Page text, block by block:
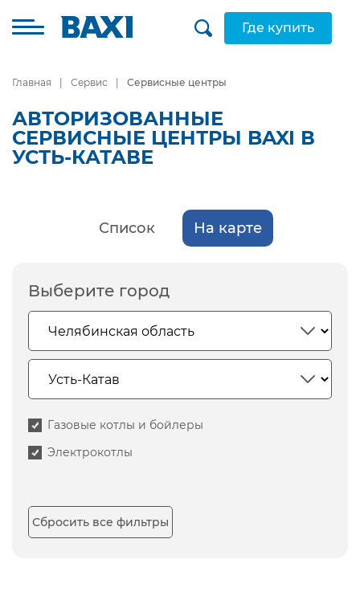
Где купить
Главная Сервис Сервисные центры
АВТОРИЗОВАННЫЕ
СЕРВИСНЫЕ ЦЕНТРЫ BAXI В
УСТЬ-КАТАВЕ
Список На карте
Выберите город
Газовые котлы и бойлеры
Электрокотлы
Сбросить все фильтры